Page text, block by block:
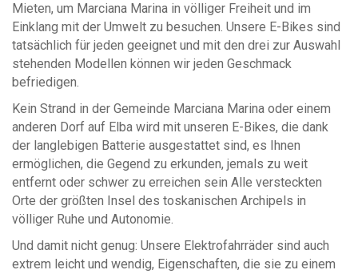
Mieten, um Marciana Marina in völliger Freiheit und im
Einklang mit der Umwelt zu besuchen. Unsere E-Bikes sind
tatsächlich für jeden geeignet und mit den drei zur Auswahl
stehenden Modellen können wir jeden Geschmack
befriedigen.
Kein Strand in der Gemeinde Marciana Marina oder einem
anderen Dorf auf Elba wird mit unseren E-Bikes, die dank
der langlebigen Batterie ausgestattet sind, es Ihnen
ermöglichen, die Gegend zu erkunden, jemals zu weit
entfernt oder schwer zu erreichen sein Alle versteckten
Orte der größten Insel des toskanischen Archipels in
völliger Ruhe und Autonomie.
Und damit nicht genug: Unsere Elektrofahrräder sind auch
extrem leicht und wendig, Eigenschaften, die sie zu einem